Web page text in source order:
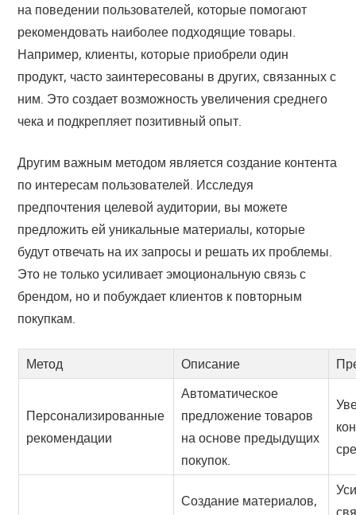
на поведении пользователей, которые помогают
рекомендовать наиболее подходящие товары.
Например, клиенты, которые приобрели один
продукт, часто заинтересованы в других, связанных с
ним. Это создает возможность увеличения среднего
чека и подкрепляет позитивный опыт.
Другим важным методом является создание контента
по интересам пользователей. Исследуя
предпочтения целевой аудитории, вы можете
предложить ей уникальные материалы, которые
будут отвечать на их запросы и решать их проблемы.
Это не только усиливает эмоциональную связь с
брендом, но и побуждает клиентов к повторным
покупкам.
Метод Описание
Персонализированные
рекомендации
Автоматическое
предложение товаров
на основе предыдущих
покупок.
Создание материалов,